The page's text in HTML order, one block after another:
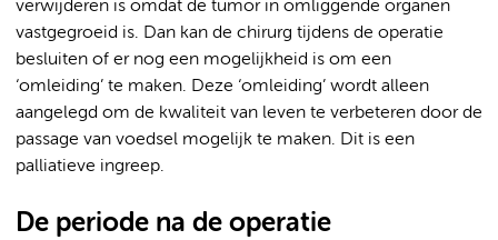
verwijderen is omdat de tumor in omliggende organen
vastgegroeid is. Dan kan de chirurg tijdens de operatie
besluiten of er nog een mogelijkheid is om een
‘omleiding’ te maken. Deze ‘omleiding’ wordt alleen
aangelegd om de kwaliteit van leven te verbeteren door de
passage van voedsel mogelijk te maken. Dit is een
palliatieve ingreep.
De periode na de operatie